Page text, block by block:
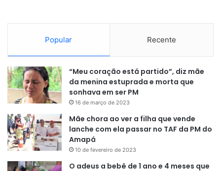
A ideia é que a nova regra fiscal não imponha qualquer
limitação às despesas com o programa federal de renda –
que pode ser o Auxílio Brasil ou outro que venha a
substitui-lo. Também não seriam restritas as despesas
socioambientais e de universidades, nos mesmos moldes
da exclusão do teto no ano que vem.
Popular Recente
“Meu coração está partido”, diz mãe
da menina estuprada e morta que
sonhava em ser PM
16 de março de 2023
Mãe chora ao ver a filha que vende
lanche com ela passar no TAF da PM do
Amapá
10 de fevereiro de 2023
O adeus a bebê de 1 ano e 4 meses que